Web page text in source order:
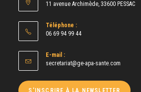
11 avenue Archimède, 33600 PESSAC
Téléphone :
06 69 94 99 44
E-mail :
secretariat@ge-apa-sante.com
votre